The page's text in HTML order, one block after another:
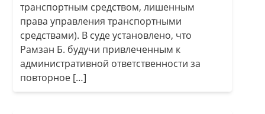
транспортным средством, лишенным
права управления транспортными
средствами). В суде установлено, что
Рамзан Б. будучи привлеченным к
административной ответственности за
повторное […]